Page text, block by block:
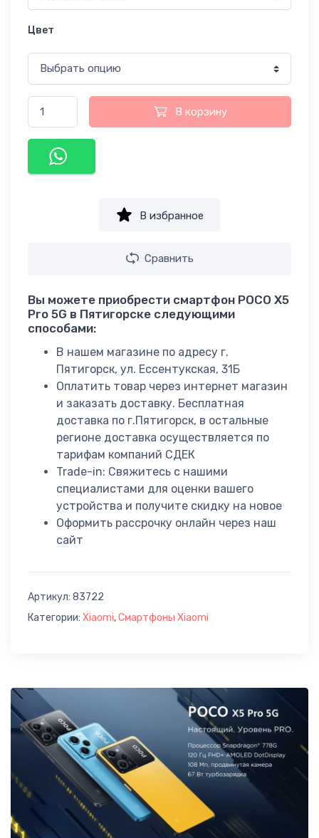
Цвет
В корзину
В избранное
Сравнить
Вы можете приобрести смартфон POCO X5
Pro 5G в Пятигорске следующими
способами:
В нашем магазине по адресу г.
Пятигорск, ул. Ессентукская, 31Б
Оплатить товар через интернет магазин
и заказать доставку. Бесплатная
доставка по г.Пятигорск, в остальные
регионе доставка осуществляется по
тарифам компаний СДЕК
Trade-in: Свяжитесь с нашими
специалистами для оценки вашего
устройства и получите скидку на новое
Оформить рассрочку онлайн через наш
сайт
Артикул: 83722
Категории: Xiaomi,Cмартфоны Xiaomi